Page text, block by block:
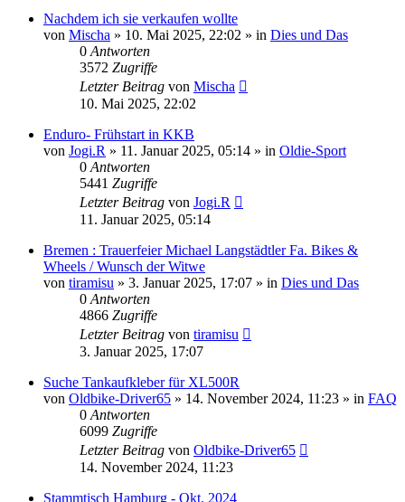
Nachdem ich sie verkaufen wollte
von Mischa » 10. Mai 2025, 22:02 » in Dies und Das
0 Antworten
3572 Zugriffe
Letzter Beitrag von Mischa
10. Mai 2025, 22:02
Enduro- Frühstart in KKB
von Jogi.R » 11. Januar 2025, 05:14 » in Oldie-Sport
0 Antworten
5441 Zugriffe
Letzter Beitrag von Jogi.R
11. Januar 2025, 05:14
Bremen : Trauerfeier Michael Langstädtler Fa. Bikes &
Wheels / Wunsch der Witwe
von tiramisu » 3. Januar 2025, 17:07 » in Dies und Das
0 Antworten
4866 Zugriffe
Letzter Beitrag von tiramisu
3. Januar 2025, 17:07
Suche Tankaufkleber für XL500R
von Oldbike-Driver65 » 14. November 2024, 11:23 » in FAQ
0 Antworten
6099 Zugriffe
Letzter Beitrag von Oldbike-Driver65
14. November 2024, 11:23
Stammtisch Hamburg - Okt. 2024